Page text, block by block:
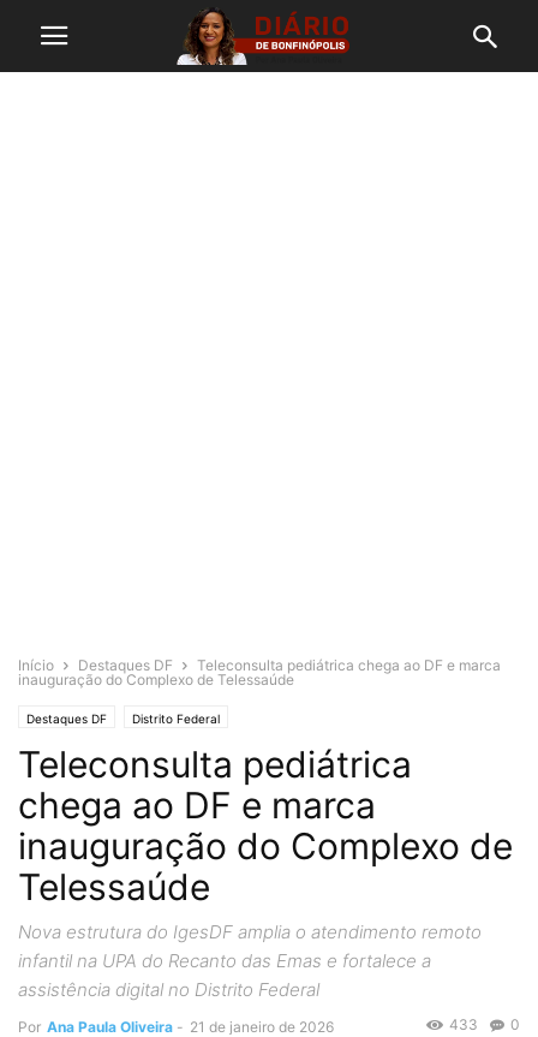
Início Destaques DF
Teleconsulta pediátrica chega ao DF e marca
inauguração do Complexo de Telessaúde
Destaques DF Distrito Federal
Teleconsulta pediátrica
chega ao DF e marca
inauguração do Complexo de
Telessaúde
Nova estrutura do IgesDF amplia o atendimento remoto
infantil na UPA do Recanto das Emas e fortalece a
assistência digital no Distrito Federal
Por Ana Paula Oliveira - 21 de janeiro de 2026 0
433